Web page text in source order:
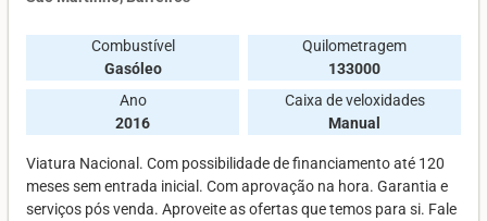
Combustível
Gasóleo
Quilometragem
133000
Ano
2016
Caixa de veloxidades
Manual
Viatura Nacional. Com possibilidade de financiamento até 120
meses sem entrada inicial. Com aprovação na hora. Garantia e
serviços pós venda. Aproveite as ofertas que temos para si. Fale